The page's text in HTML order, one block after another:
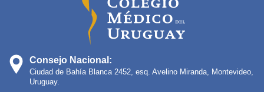
Consejo Nacional:
Ciudad de Bahía Blanca 2452, esq. Avelino Miranda, Montevideo,
Uruguay.